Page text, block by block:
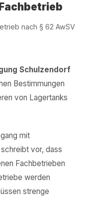
nach § 62 AwSV
Schulzendorf
Bestimmungen
von Lagertanks
mit
vor, dass
Fachbetrieben
werden
strenge